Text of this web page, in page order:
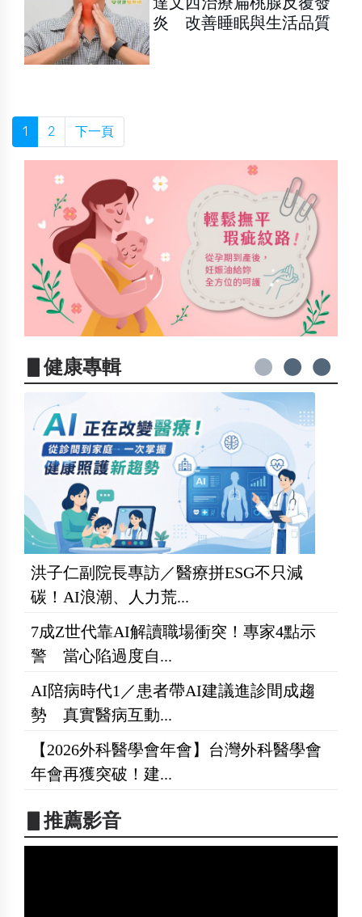
炎 改善睡眠與生活品質
1 2 下一頁
▋健康專輯
洪子仁副院長專訪／醫療拼ESG不只減
碳！AI浪潮、人力荒...
7成Z世代靠AI解讀職場衝突！專家4點示
警 當心陷過度自...
AI陪病時代1／患者帶AI建議進診間成趨
勢 真實醫病互動...
【2026外科醫學會年會】台灣外科醫學會
年會再獲突破！建...
▋推薦影音